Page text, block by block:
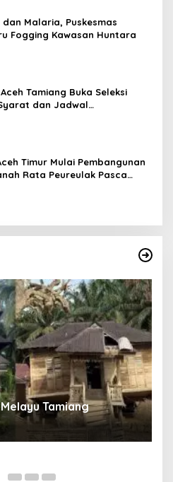
dan Malaria, Puskesmas
Fogging Kawasan Huntara
Tamiang Buka Seleksi
dan Jadwal
Timur Mulai Pembangunan
Rata Peureulak Pasca
Tamiang